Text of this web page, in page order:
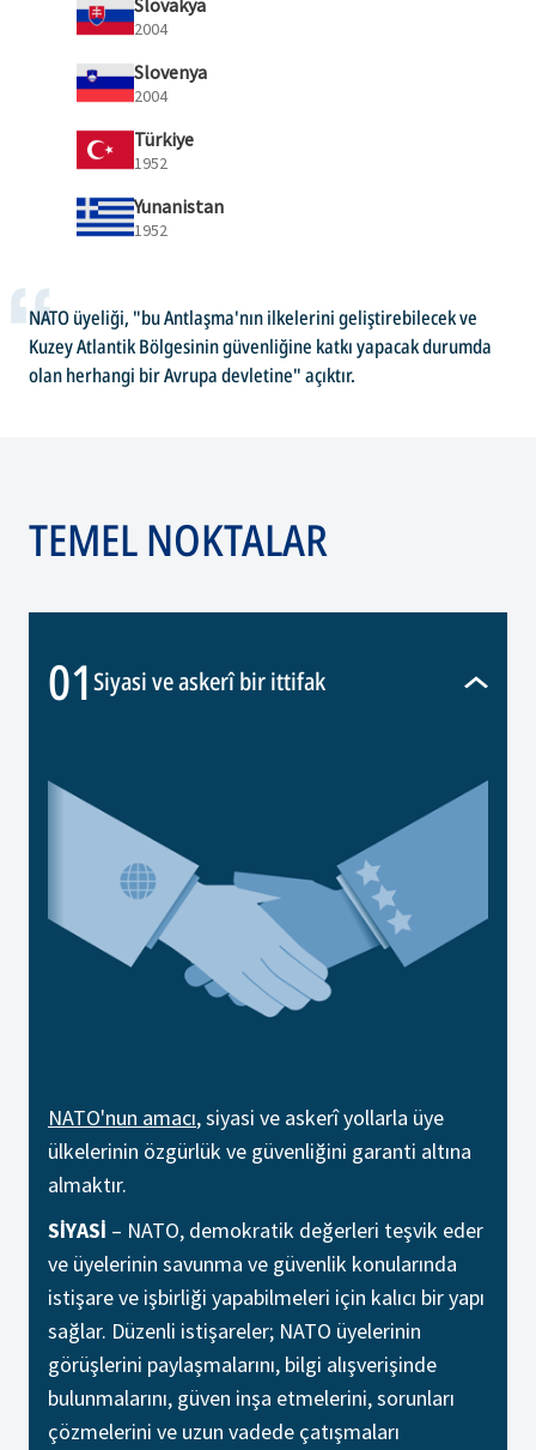
2004
Slovenya
2004
Türkiye
1952
Yunanistan
1952
NATO üyeliği, "bu Antlaşma'nın ilkelerini geliştirebilecek ve
Kuzey Atlantik Bölgesinin güvenliğine katkı yapacak durumda
olan herhangi bir Avrupa devletine" açıktır.
TEMEL NOKTALAR
01Siyasi ve askerî bir ittifak
NATO'nun amacı, siyasi ve askerî yollarla üye
ülkelerinin özgürlük ve güvenliğini garanti altına
almaktır.
SİYASİ – NATO, demokratik değerleri teşvik eder
ve üyelerinin savunma ve güvenlik konularında
istişare ve işbirliği yapabilmeleri için kalıcı bir yapı
sağlar. Düzenli istişareler; NATO üyelerinin
görüşlerini paylaşmalarını, bilgi alışverişinde
bulunmalarını, güven inşa etmelerini, sorunları
çözmelerini ve uzun vadede çatışmaları